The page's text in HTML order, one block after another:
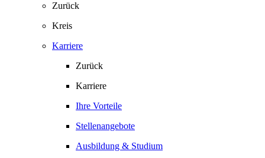
Zurück
Kreis
Karriere
Zurück
Karriere
Ihre Vorteile
Stellenangebote
Ausbildung & Studium